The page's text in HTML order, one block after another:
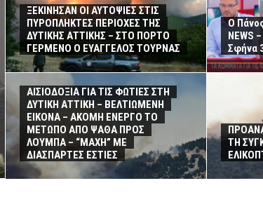
ΞΕΚΙΝΗΣΑΝ ΟΙ ΑΥΤΟΨΙΕΣ ΣΤΙΣ
ΠΥΡΟΠΛΗΚΤΕΣ ΠΕΡΙΟΧΕΣ ΤΗΣ
ΔΥΤΙΚΗΣ ΑΤΤΙΚΗΣ – ΣΤΟ ΠΟΡΤΟ
ΓΕΡΜΕΝΟ Ο ΕΥΑΓΓΕΛΟΣ ΤΟΥΡΝΑΣ
Ο
NEWS
Σφήνα
ΑΙΣΙΟΔΟΞΙΑ ΓΙΑ ΤΙΣ ΦΩΤΙΕΣ ΣΤΗ
ΔΥΤΙΚΗ ΑΤΤΙΚΗ – ΒΕΛΤΙΩΜΕΝΗ
ΕΙΚΟΝΑ – ΑΚΟΜΗ ΕΝΕΡΓΟ ΤΟ
ΜΕΤΩΠΟ ΑΠΟ ΨΑΘΑ ΠΡΟΣ
ΛΟΥΜΠΑ – “ΜΑΧΗ” ΜΕ
ΔΙΑΣΠΑΡΤΕΣ ΕΣΤΙΕΣ
ΤΗ